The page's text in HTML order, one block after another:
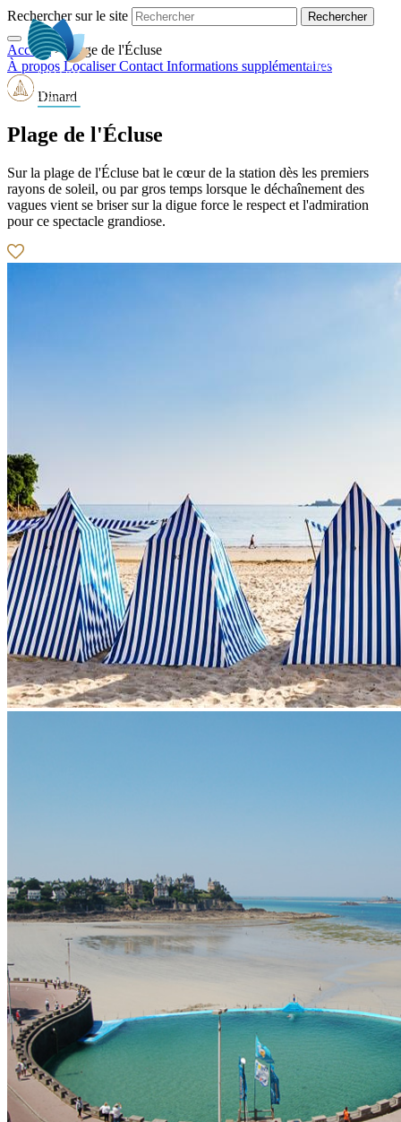
Rechercher sur le site
FR
Accueil>Plage de l'Écluse
À propos Localiser Contact Informations supplémentaires
Dinard
Plage de l'Écluse
Sur la plage de l'Écluse bat le cœur de la station dès les premiers
rayons de soleil, ou par gros temps lorsque le déchaînement des
vagues vient se briser sur la digue force le respect et l'admiration
pour ce spectacle grandiose.